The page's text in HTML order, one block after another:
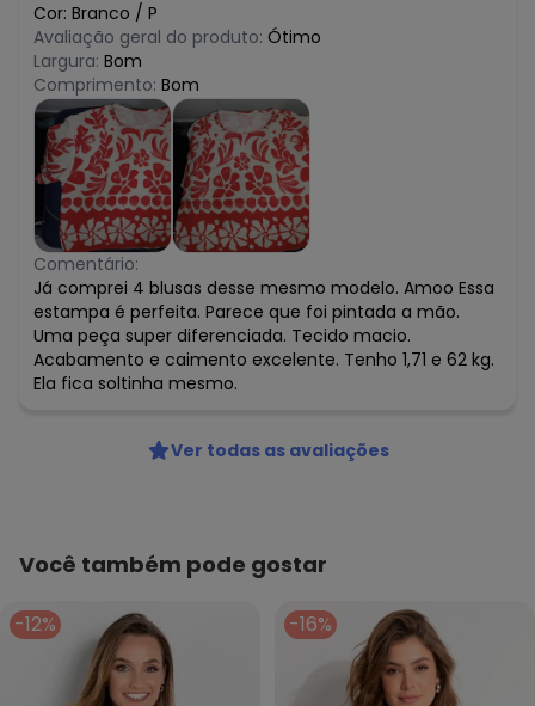
Cor: Branco / P
Avaliação geral do produto: Ótimo
Largura: Bom
Comprimento: Bom
Comentário:
Já comprei 4 blusas desse mesmo modelo. Amoo Essa
estampa é perfeita. Parece que foi pintada a mão.
Uma peça super diferenciada. Tecido macio.
Acabamento e caimento excelente. Tenho 1,71 e 62 kg.
Ela fica soltinha mesmo.
Ver todas as avaliações
Você também pode gostar
-12% -16%